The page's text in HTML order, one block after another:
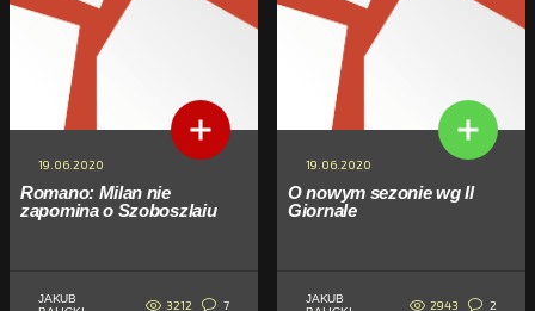
19.06.2020
Romano: Milan nie
zapomina o Szoboszlaiu
JAKUB
3212 7
19.06.2020
O nowym sezonie wg Il
Giornale
JAKUB
2943 2